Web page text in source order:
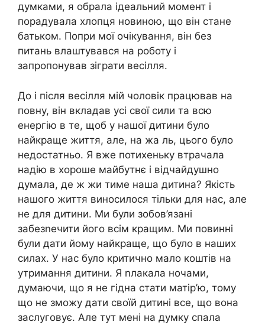
думками, я обрала ідеальний момент і
порадувала хлопця новиною, що він стане
батьком. Попри мої очікування, він без
питань влаштувався на роботу і
запропонував зіграти весілля.
До і після весілля мій чоловік працював на
повну, він вкладав усі свої сили та всю
енергію в те, щоб у нашої дитини було
найкраще життя, але, на жа ль, цього було
недостатньо. Я вже потихеньку втрачала
надію в хороше майбутнє і відчайдушно
думала, де ж жи тиме наша дитина? Якість
нашого життя виносилося тільки для нас, але
не для дитини. Ми були зобов’язані
забезnечити його всім кращим. Ми повинні
були дати йому найкраще, що було в наших
силах. У нас було критично мало коштів на
утримання дитини. Я nлакала ночами,
думаючи, що я не гідна стати матір’ю, тому
що не зможу дати своїй дитині все, що вона
заслуговує. Але тут мені на думку спала